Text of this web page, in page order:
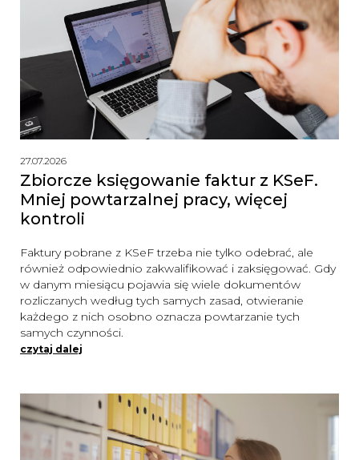
27.07.2026
Zbiorcze księgowanie faktur z KSeF.
Mniej powtarzalnej pracy, więcej
kontroli
Faktury pobrane z KSeF trzeba nie tylko odebrać, ale
również odpowiednio zakwalifikować i zaksięgować. Gdy
w danym miesiącu pojawia się wiele dokumentów
rozliczanych według tych samych zasad, otwieranie
każdego z nich osobno oznacza powtarzanie tych
samych czynności.
czytaj dalej